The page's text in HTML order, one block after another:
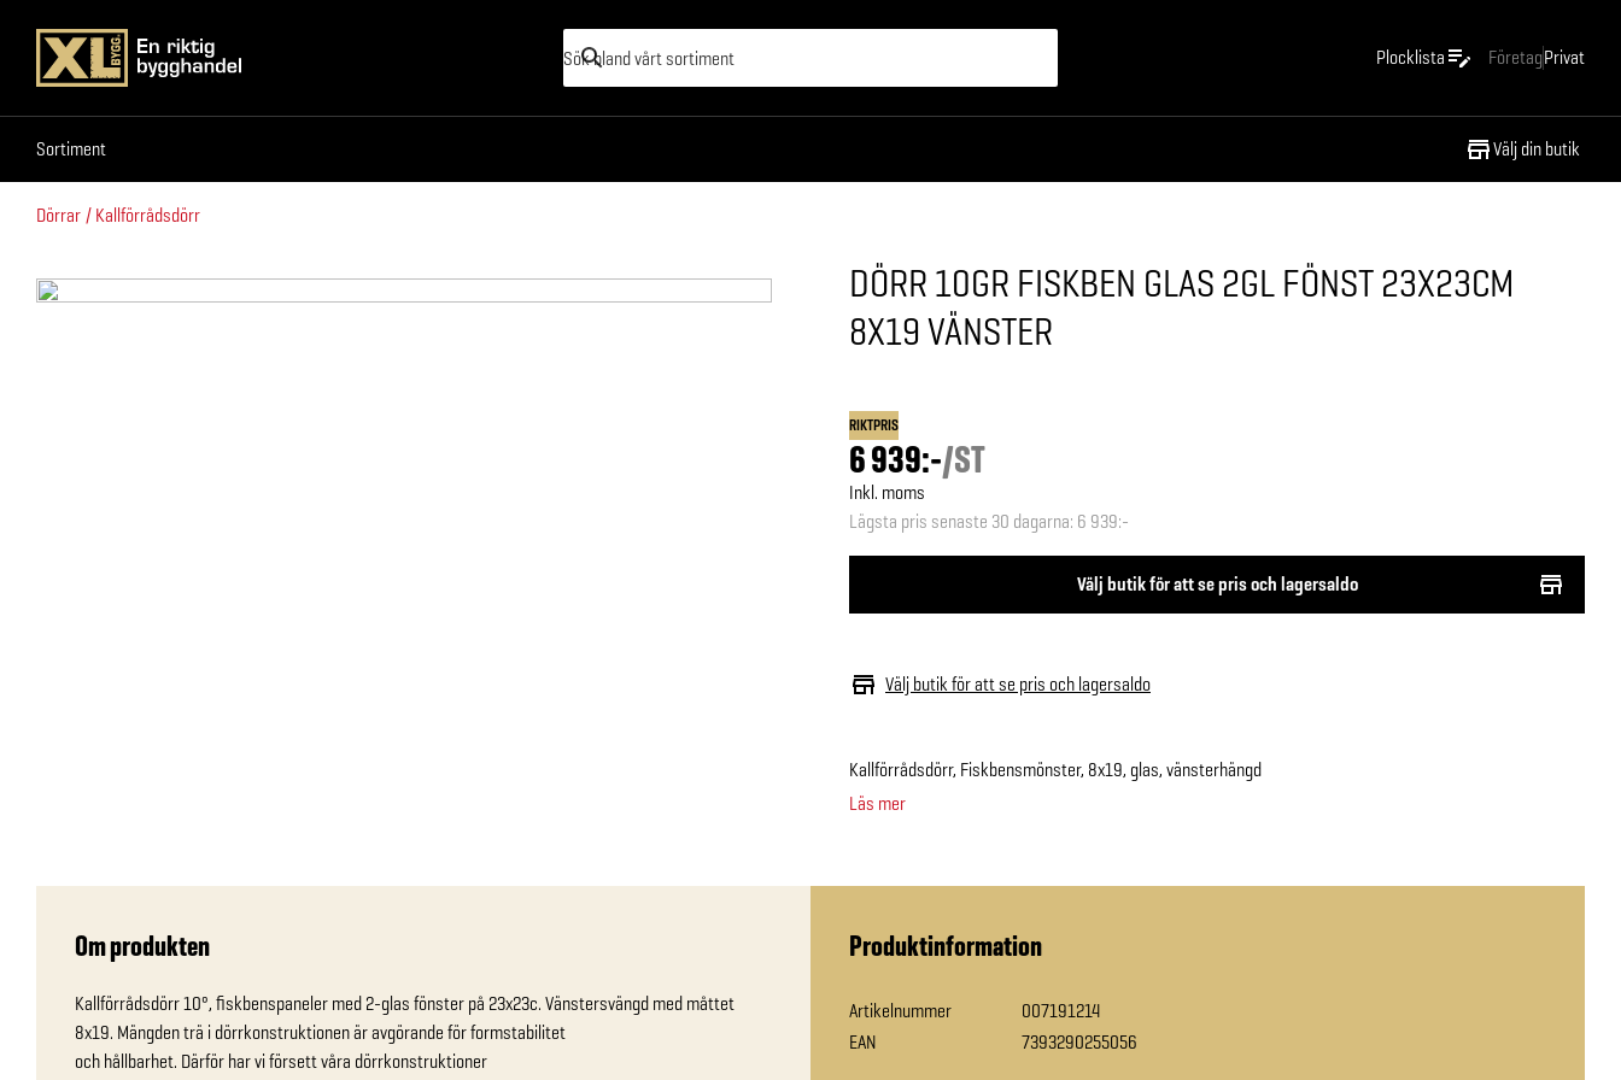
Plocklista FöretagPrivat
Sortiment Välj din butik
Sortiment
Dörrar Kallförrådsdörr
DÖRR 10GR FISKBEN GLAS 2GL FÖNST 23X23CM
8X19 VÄNSTER
RIKTPRIS
6 939:-/ST
Inkl. moms
Lägsta pris senaste 30 dagarna: 6 939:-
Välj butik för att se pris och lagersaldo
Välj butik för att se pris och lagersaldo
Kallförrådsdörr, Fiskbensmönster, 8x19, glas, vänsterhängd
Läs mer
Om produkten
Kallförrådsdörr 10°, fiskbenspaneler med 2-glas fönster på 23x23c. Vänstersvängd med måttet
8x19. Mängden trä i dörrkonstruktionen är avgörande för formstabilitet
och hållbarhet. Därför har vi försett våra dörrkonstruktioner
Produktinformation
Artikelnummer
007191214
EAN
7393290255056